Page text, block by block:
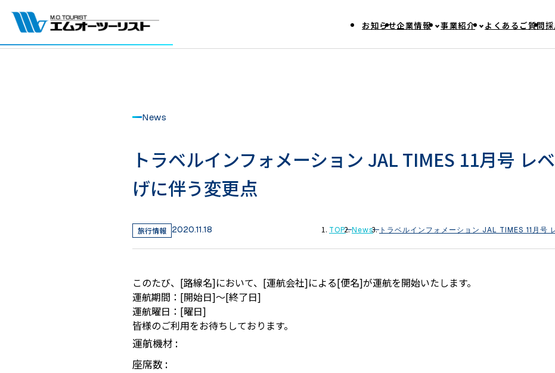
お知らせ企業情報 事業紹介 よくあるご質問
News
トラベルインフォメーション JAL TIMES 11月号 レ
げに伴う変更点
旅行情報 2020.11.18 TOP News トラベルインフォメーション JAL TIMES 11月
このたび、[路線名]において、[運航会社]による[便名]が運航を開始いたします。
運航期間：[開始日]～[終了日]
運航曜日：[曜日]
皆様のご利用をお待ちしております。
運航機材 :
座席数 :